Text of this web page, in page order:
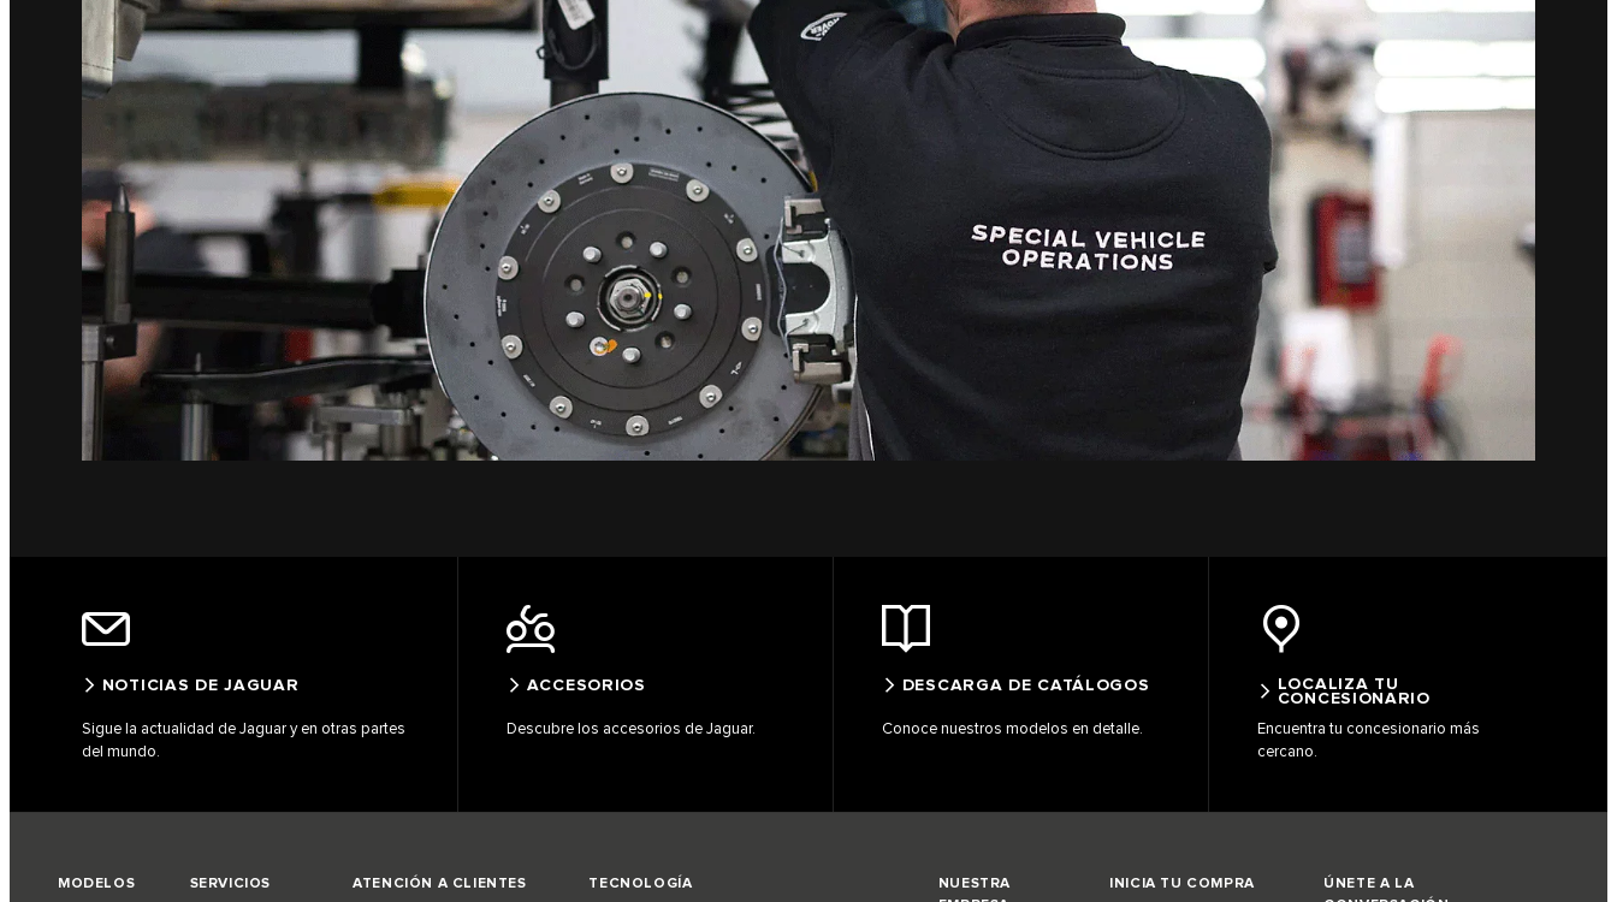
NOTICIAS DE JAGUAR
Sigue la actualidad de Jaguar y en otras partes
del mundo.
ACCESORIOS
Descubre los accesorios de Jaguar.
DESCARGA DE CATÁLOGOS
Conoce nuestros modelos en detalle.
LOCALIZA TU
CONCESIONARIO
Encuentra tu concesionario más
cercano.
MODELOS SERVICIOS ATENCIÓN A CLIENTES TECNOLOGÍA
NUESTRA
INICIA TU COMPRA
ÚNETE A LA